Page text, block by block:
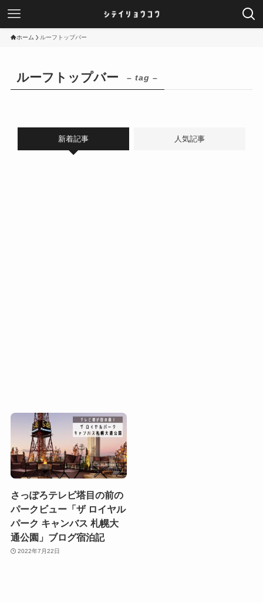
ホーム ルーフトップバー
ルーフトップバー – tag –
新着記事 人気記事
さっぽろテレビ塔目の前の
パークビュー「ザ ロイヤル
パーク キャンバス 札幌大
通公園」ブログ宿泊記
2022年7月22日